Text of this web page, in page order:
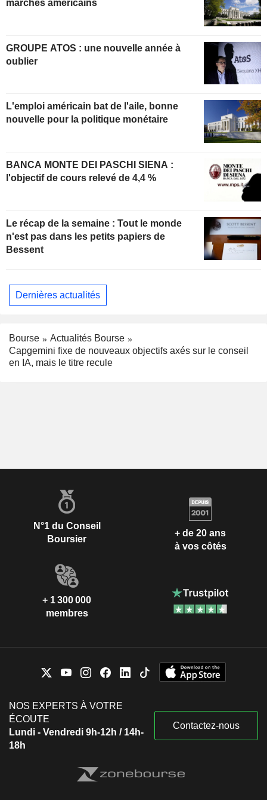
marchés américains
GROUPE ATOS : une nouvelle année à
oublier
L'emploi américain bat de l'aile, bonne
nouvelle pour la politique monétaire
BANCA MONTE DEI PASCHI SIENA :
l'objectif de cours relevé de 4,4 %
Le récap de la semaine : Tout le monde
n'est pas dans les petits papiers de
Bessent
Dernières actualités
Bourse
Actualités Bourse
Capgemini fixe de nouveaux objectifs axés sur le conseil
en IA, mais le titre recule
N°1 du Conseil
Boursier
+ de 20 ans
à vos côtés
+ 1 300 000
membres
NOS EXPERTS À VOTRE
ÉCOUTE
Lundi - Vendredi 9h-12h / 14h-
18h
Contactez-nous